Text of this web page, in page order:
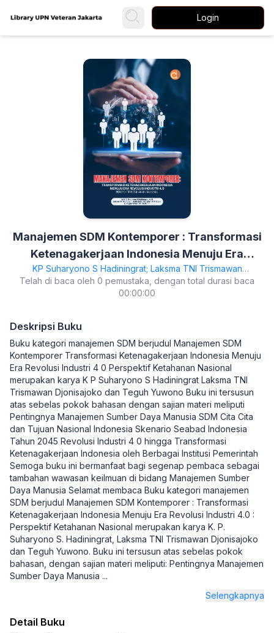
Login
Manajemen SDM Kontemporer : Transformasi
Ketenagakerjaan Indonesia Menuju Era
Revolusi Industri 4.0 : Perspektif Ketahanan
Nasional
KP Suharyono S Hadiningrat; Laksma TNI Trismawan
Djonisajoko; Teguh Yuwono
Telah di baca oleh 0 pemustaka, dengan total durasi baca
00:00:00
Deskripsi Buku
Buku kategori manajemen SDM berjudul Manajemen SDM
Kontemporer Transformasi Ketenagakerjaan Indonesia Menuju
Era Revolusi Industri 4 0 Perspektif Ketahanan Nasional
merupakan karya K P Suharyono S Hadiningrat Laksma TNI
Trismawan Djonisajoko dan Teguh Yuwono Buku ini tersusun
atas sebelas pokok bahasan dengan sajian materi meliputi
Pentingnya Manajemen Sumber Daya Manusia SDM Cita Cita
dan Tujuan Nasional Indonesia Skenario Seabad Indonesia
Tahun 2045 Revolusi Industri 4 0 hingga Transformasi
Ketenagakerjaan Indonesia oleh Berbagai Institusi Pemerintah
Semoga buku ini bermanfaat bagi segenap pembaca sebagai
tambahan wawasan keilmuan di bidang Manajemen Sumber
Daya Manusia Selamat membaca Buku kategori manajemen
SDM berjudul Manajemen SDM Kontemporer : Transformasi
Ketenagakerjaan Indonesia Menuju Era Revolusi Industri 4.0 :
Perspektif Ketahanan Nasional merupakan karya K. P.
Suharyono S. Hadiningrat, Laksma TNI Trismawan Djonisajoko
dan Teguh Yuwono. Buku ini tersusun atas sebelas pokok
bahasan, dengan sajian materi meliputi: Pentingnya Manajemen
Sumber Daya Manusia ...
Selengkapnya
Detail Buku